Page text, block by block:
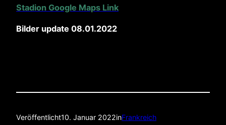
Stadion Google Maps Link
Bilder update 08.01.2022
Veröffentlicht10. Januar 2022inFrankreich